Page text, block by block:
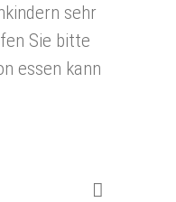
sehr
Sie bitte
essen kann